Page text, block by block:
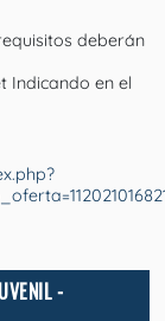
deberán
Indicando en el
-